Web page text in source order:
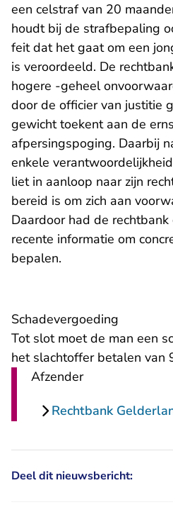
een celstraf van 20
houdt bij de strafbepaling
feit dat het gaat om een
is veroordeeld. De
hogere -geheel
door de officier van justitie
gewicht toekent aan de
afpersingspoging. Daarbij
enkele
liet in aanloop naar zijn
bereid is om zich aan
Daardoor had de
recente informatie om
bepalen.
Schadevergoeding
Tot slot moet de man een
het slachtoffer betalen van
Afzender
Rechtbank
Deel dit nieuwsbericht: